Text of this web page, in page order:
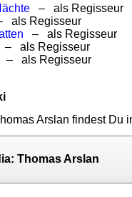
– als Regisseur
als Regisseur
– als Regisseur
– als Regisseur
– als Regisseur
Arslan findest Du
Thomas Arslan